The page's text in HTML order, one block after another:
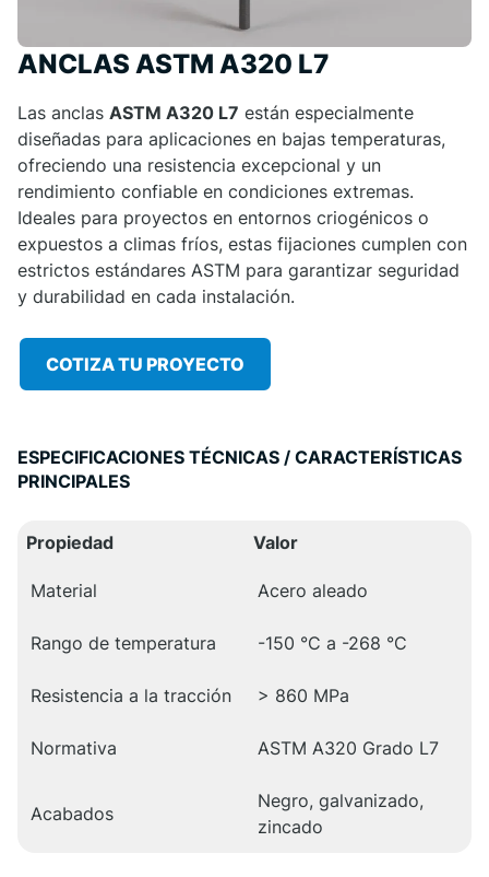
ANCLAS ASTM A320 L7
Las anclas ASTM A320 L7 están especialmente
diseñadas para aplicaciones en bajas temperaturas,
ofreciendo una resistencia excepcional y un
rendimiento confiable en condiciones extremas.
Ideales para proyectos en entornos criogénicos o
expuestos a climas fríos, estas fijaciones cumplen con
estrictos estándares ASTM para garantizar seguridad
y durabilidad en cada instalación.
COTIZA TU PROYECTO
ESPECIFICACIONES TÉCNICAS / CARACTERÍSTICAS
PRINCIPALES
Propiedad Valor
Material Acero aleado
Rango de temperatura -150 °C a -268 °C
Resistencia a la tracción > 860 MPa
Normativa ASTM A320 Grado L7
Acabados
Negro, galvanizado,
zincado